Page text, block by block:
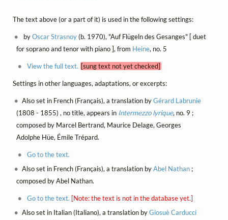
The text above (or a part of it) is used in the following settings:
byOscar Strasnoy(b. 1970), "Auf Flügeln des Gesanges" [ duet
for soprano and tenor with piano ], from Heine, no. 5
View the full text. [sung text not yet checked]
Settings in other languages, adaptations, or excerpts:
Also set in French (Français), a translation byGérard Labrunie
(1808 - 1855) , no title, appears in Intermezzo lyrique, no. 9 ;
composed by Marcel Bertrand, Maurice Delage, Georges
Adolphe Hüe, Émile Trépard.
Go to the text.
Also set in French (Français), a translation byAbel Nathan ;
composed by Abel Nathan.
Go to the text. [Note: the text is not in the database yet.]
Also set in Italian (Italiano), a translation byGiosuè Carducci